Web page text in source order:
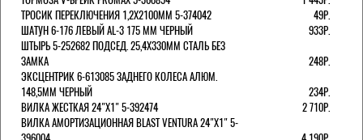
ТРОСИК ПЕРЕКЛЮЧЕНИЯ 1,2Х2100ММ 5-374042
49Р.
ШАТУН 6-176 ЛЕВЫЙ AL-3 175 ММ ЧЕРНЫЙ
933Р.
ШТЫРЬ 5-252682 ПОДСЕД. 25,4Х330ММ СТАЛЬ БЕЗ
ЗАМКА
248Р.
ЭКСЦЕНТРИК 6-613085 ЗАДНЕГО КОЛЕСА АЛЮМ.
148,5ММ ЧЕРНЫЙ
234Р.
ВИЛКА ЖЕСТКАЯ 24"Х1" 5-392474
2 710Р.
ВИЛКА АМОРТИЗАЦИОННАЯ BLAST VENTURA 24"Х1" 5-